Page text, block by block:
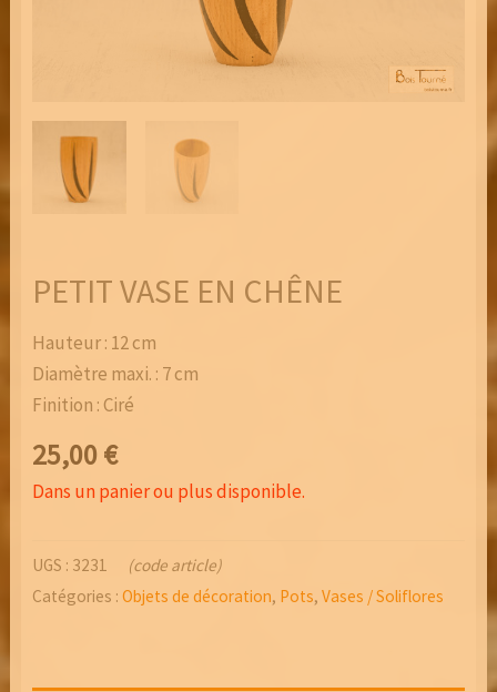
PETIT VASE EN CHÊNE
Hauteur : 12 cm
Diamètre maxi. : 7 cm
Finition : Ciré
25,00 €
Dans un panier ou plus disponible.
UGS : 3231
(code article)
Catégories :Objets de décoration, Pots,Vases / Soliflores